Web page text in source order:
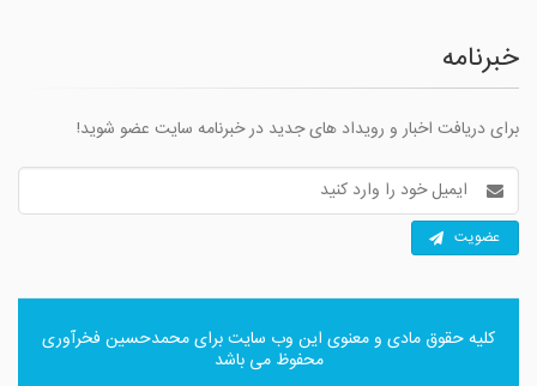
خبرنامه
برای دریافت اخبار و رویداد های جدید در خبرنامه سایت عضو شوید!
آدرس
ایمیل
عضویت
کلیه حقوق مادی و معنوی این وب سایت برایمحمدحسین فخرآوری
محفوظ می باشد